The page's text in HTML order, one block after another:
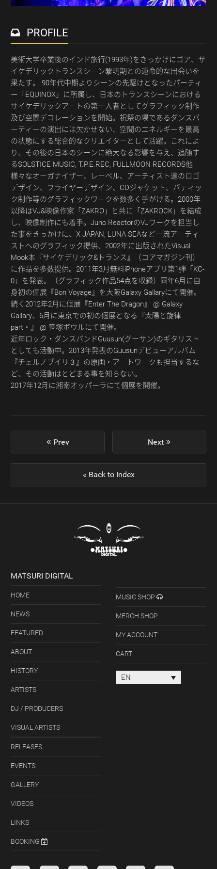
PROFILE
美術大学卒業後のインド旅行(1993年)をきっかけにゴア、サ
イケデリックトランスシーン黎明期との運命的な出会いを
果たす。 90年代中期よりシーンの先駆けとなったパーティ
ー「EQUINOX」に所属し、日本のトランスシーンにおける
サイケデリックアートの第一人者としてグラフィック制作
及び空間デコレーションを開始。祝祭の場であるダンスパ
ーティーの演出には欠かせない、空間のエネルギーを最高
の状態にする総合的なクリエイターとして活躍。これによ
り、その後の日本のシーンに絶大なる影響を与え、追随す
るSOLSTICE MUSIC, T.P.E.REC, FULLMOON RECORDS他
様々なオーガナイザー、レーベル、アーティスト達のロゴ
デザイン、フライヤーデザイン、CDジャケット、バティッ
ク制作等のグラフィックワークを数多く手がける。2000年
以降はVJ&映像作家「ZAKRO」と共に「ZAKROCK」を結成
し、映像制作にも着手。Juno ReactorのVJワークを担当し
た事をきっかけに、X JAPAN, LUNA SEAなど一流アーティ
ストへのグラフィック提供、2002年に出版されたVisual
Mook本『サイケデリック&トランス』（コアマガジン刊）
に作品を多数提供。2011年3月無料iPhoneアプリ第1弾「KC-
0」を発表。（グラフィック作品54点を収録）同年6月に自
身初の個展『Bon Voyage』を大阪Galaxy Gallaryにて開催。
続く2012年2月に個展『Enter The Dragon』 @ Galaxy
Gallary、6月に東京での初の個展となる『太陽と旋律
part・』 @ 笹塚ボウルにて開催。
近年ロック・ダンスバンドGuusun(グーサン)のギタリスト
としても活動中。2013年発表のGuusunデビューアルバム
『チェルノブイリ３』の原画・アートワークも担当するな
ど、その活動はとどまる事を知らない。
2017年12月に湘南オッパーラにて個展を開催。
previous
post:
Prev
next
post:
Next
« Back to Index
MATSURI DIGITAL
HOME
NEWS
FEATURED
ABOUT
HISTORY
ARTISTS
DJ / PRODUCERS
VISUAL ARTISTS
RELEASES
EVENTS
GALLERY
VIDEOS
LINKS
BOOKING
MUSIC SHOP
MERCH SHOP
MY ACCOUNT
CART
EN